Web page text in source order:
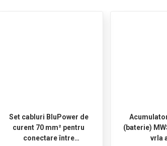
Set cabluri BluPower de
curent 70 mm² pentru
conectare între
(baterie)
vrla